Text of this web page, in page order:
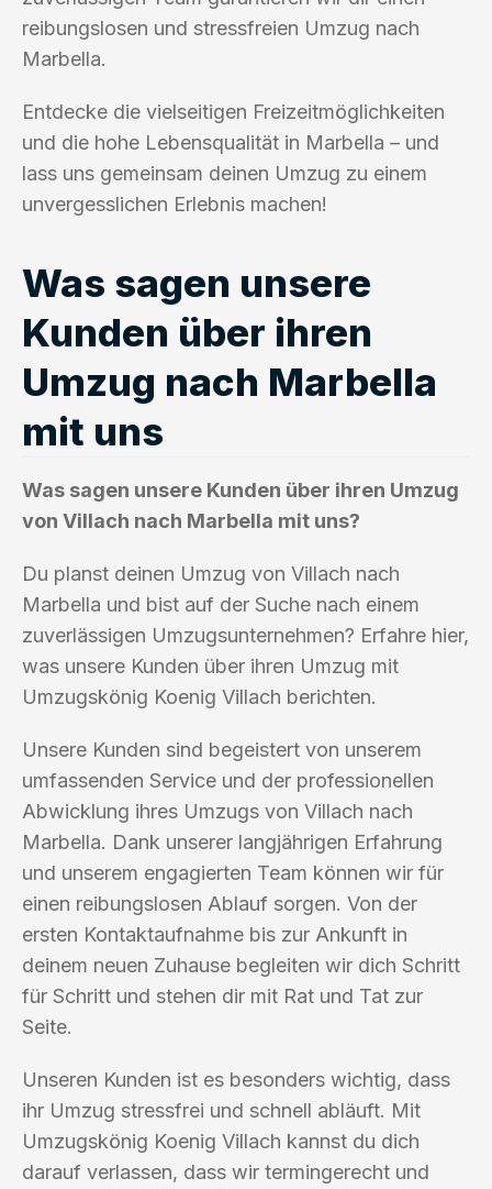
reibungslosen und stressfreien Umzug nach
Marbella.
Entdecke die vielseitigen Freizeitmöglichkeiten
und die hohe Lebensqualität in Marbella – und
lass uns gemeinsam deinen Umzug zu einem
unvergesslichen Erlebnis machen!
Was sagen unsere
Kunden über ihren
Umzug nach Marbella
mit uns
Was sagen unsere Kunden über ihren Umzug
von Villach nach Marbella mit uns?
Du planst deinen Umzug von Villach nach
Marbella und bist auf der Suche nach einem
zuverlässigen Umzugsunternehmen? Erfahre hier,
was unsere Kunden über ihren Umzug mit
Umzugskönig Koenig Villach berichten.
Unsere Kunden sind begeistert von unserem
umfassenden Service und der professionellen
Abwicklung ihres Umzugs von Villach nach
Marbella. Dank unserer langjährigen Erfahrung
und unserem engagierten Team können wir für
einen reibungslosen Ablauf sorgen. Von der
ersten Kontaktaufnahme bis zur Ankunft in
deinem neuen Zuhause begleiten wir dich Schritt
für Schritt und stehen dir mit Rat und Tat zur
Seite.
Unseren Kunden ist es besonders wichtig, dass
ihr Umzug stressfrei und schnell abläuft. Mit
Umzugskönig Koenig Villach kannst du dich
darauf verlassen, dass wir termingerecht und